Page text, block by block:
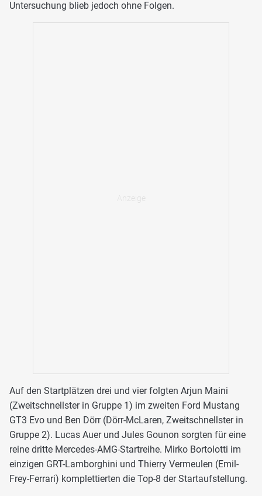
Untersuchung blieb jedoch ohne Folgen.
Auf den Startplätzen drei und vier folgten Arjun Maini
(Zweitschnellster in Gruppe 1) im zweiten Ford Mustang
GT3 Evo und Ben Dörr (Dörr-McLaren, Zweitschnellster in
Gruppe 2). Lucas Auer und Jules Gounon sorgten für eine
reine dritte Mercedes-AMG-Startreihe. Mirko Bortolotti im
einzigen GRT-Lamborghini und Thierry Vermeulen (Emil-
Frey-Ferrari) komplettierten die Top-8 der Startaufstellung.